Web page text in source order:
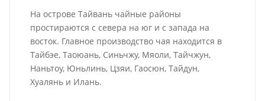
На острове Тайвань чайные районы
простираются с севера на юг и с запада на
восток. Главное производство чая находится в
Тайбэе, Таоюань, Синьчжу, Мяоли, Тайчжун,
Наньтоу, Юньлинь, Цзяи, Гаосюн, Тайдун,
Хуалянь и Илань.